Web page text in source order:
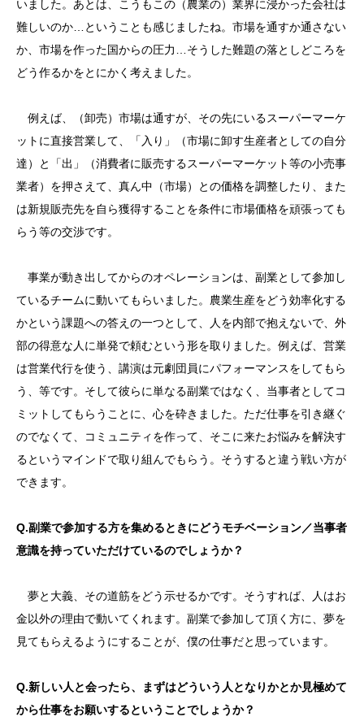
いました。あとは、こうもこの（農業の）業界に浸かった会社は
難しいのか…ということも感じましたね。市場を通すか通さない
か、市場を作った国からの圧力…そうした難題の落としどころを
どう作るかをとにかく考えました。
例えば、（卸売）市場は通すが、その先にいるスーパーマーケ
ットに直接営業して、「入り」（市場に卸す生産者としての自分
達）と「出」（消費者に販売するスーパーマーケット等の小売事
業者）を押さえて、真ん中（市場）との価格を調整したり、また
は新規販売先を自ら獲得することを条件に市場価格を頑張っても
らう等の交渉です。
事業が動き出してからのオペレーションは、副業として参加し
ているチームに動いてもらいました。農業生産をどう効率化する
かという課題への答えの一つとして、人を内部で抱えないで、外
部の得意な人に単発で頼むという形を取りました。例えば、営業
は営業代行を使う、講演は元劇団員にパフォーマンスをしてもら
う、等です。そして彼らに単なる副業ではなく、当事者としてコ
ミットしてもらうことに、心を砕きました。ただ仕事を引き継ぐ
のでなくて、コミュニティを作って、そこに来たお悩みを解決す
るというマインドで取り組んでもらう。そうすると違う戦い方が
できます。
Q.副業で参加する方を集めるときにどうモチベーション／当事者
意識を持っていただけているのでしょうか？
夢と大義、その道筋をどう示せるかです。そうすれば、人はお
金以外の理由で動いてくれます。副業で参加して頂く方に、夢を
見てもらえるようにすることが、僕の仕事だと思っています。
Q.新しい人と会ったら、まずはどういう人となりかとか見極めて
から仕事をお願いするということでしょうか？